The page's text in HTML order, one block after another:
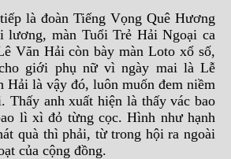
là đoàn Tiếng Vọng Quê Hương
lương, màn Tuổi Trẻ Hải Ngoại ca
Văn Hải còn bày màn Loto xổ số,
giới phụ nữ vì ngày mai là Lễ
Hải là vậy đó, luôn muốn đem niềm
Thấy anh xuất hiện là thấy vác bao
lì xì đỏ từng cọc. Hình như hạnh
quà thì phải, từ trong hội ra ngoài
của cộng đồng.